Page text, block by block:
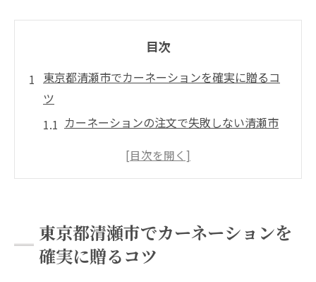
目次
東京都清瀬市でカーネーションを確実に贈るコ
ツ
カーネーションの注文で失敗しない清瀬市
清瀬駅周辺の花屋でカーネーションを探す
続きとは
清瀬市の花屋利用時に知っておきたい注意
東京都清瀬市でカーネーションを
確実に贈るコツ